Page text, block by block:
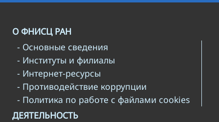
О ФНИСЦ РАН
- Основные сведения
- Институты и филиалы
- Интернет-ресурсы
- Противодействие коррупции
- Политика по работе с файлами cookies
ДЕЯТЕЛЬНОСТЬ